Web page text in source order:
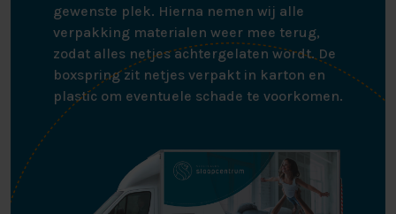
gewenste plek. Hierna nemen wij alle
verpakking materialen weer mee terug,
zodat alles netjes achtergelaten wordt. De
boxspring zit netjes verpakt in karton en
plastic om eventuele schade te voorkomen.